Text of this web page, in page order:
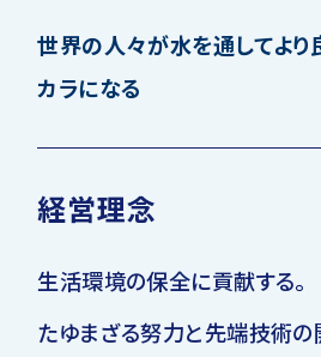
世界の人々が水を通してよ
カラになる
経営理念
生活環境の保全に貢献する。
たゆまざる努力と先端技術の